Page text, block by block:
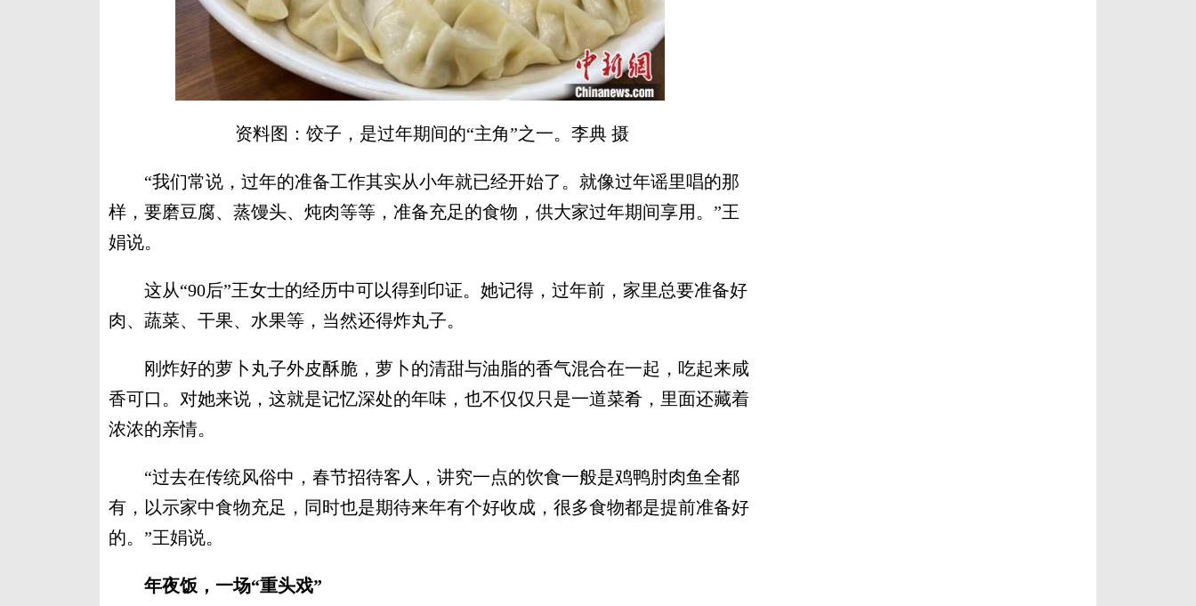
资料图：饺子，是过年期间的“主角”之一。李典 摄
“我们常说，过年的准备工作其实从小年就已经开始了。就像过年谣里唱的那
样，要磨豆腐、蒸馒头、炖肉等等，准备充足的食物，供大家过年期间享用。”王
娟说。
这从“90后”王女士的经历中可以得到印证。她记得，过年前，家里总要准备好
肉、蔬菜、干果、水果等，当然还得炸丸子。
刚炸好的萝卜丸子外皮酥脆，萝卜的清甜与油脂的香气混合在一起，吃起来咸
香可口。对她来说，这就是记忆深处的年味，也不仅仅只是一道菜肴，里面还藏着
浓浓的亲情。
“过去在传统风俗中，春节招待客人，讲究一点的饮食一般是鸡鸭肘肉鱼全都
有，以示家中食物充足，同时也是期待来年有个好收成，很多食物都是提前准备好
的。”王娟说。
年夜饭，一场“重头戏”